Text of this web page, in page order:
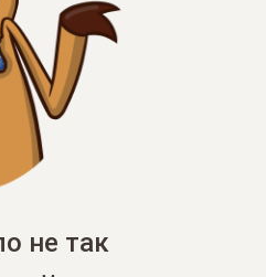
не так